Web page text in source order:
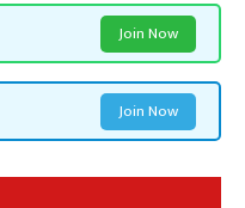
Join Now
Join Now